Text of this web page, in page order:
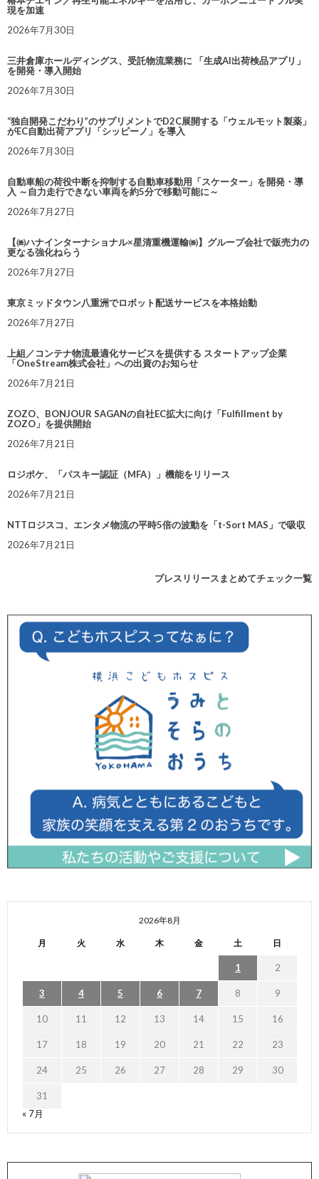
現を加速
2026年7月30日
三井倉庫ホールディングス、受託物流業務に 「生成AI出荷検品アプリ」
を開発・導入開始
2026年7月30日
“独自開発こだわり”のサプリメントでD2C展開する「ウェルモット製薬」
がEC自動出荷アプリ「シッピーノ」を導入
2026年7月30日
自動車船の荷役中断を抑制する自動車移動用「スケーター」を開発・導
入 ～自力走行できない車両を約5分で移動可能に～
2026年7月27日
【㈱ハナインターナショナル×星清重機運輸㈱】グループ会社で販売力の
更なる強化ねらう
2026年7月27日
東京ミッドタウン八重洲でロボット配送サービスを本格始動
2026年7月27日
上組／コンテナ物流最適化サービスを提供する スタートアップ企業
「OneStream株式会社」への出資のお知らせ
2026年7月21日
ZOZO、BONJOUR SAGANの自社EC拡大に向け「Fulfillment by
ZOZO」を提供開始
2026年7月21日
ロジポケ、「パスキー認証（MFA）」機能をリリース
2026年7月21日
NTTロジスコ、エンタメ物流の平時5倍の波動を「t-Sort MAS」で吸収
2026年7月21日
プレスリリースまとめてチェック一覧
2026年8月
月 火 水 木 金 土 日
1 2
3 4 5 6 7 8 9
10 11 12 13 14 15 16
17 18 19 20 21 22 23
24 25 26 27 28 29 30
31
« 7月